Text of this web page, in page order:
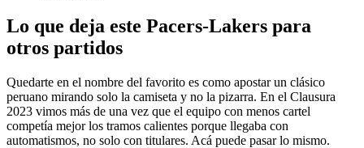
Lo que deja este Pacers-Lakers para
otros partidos
Quedarte en el nombre del favorito es como apostar un clásico
peruano mirando solo la camiseta y no la pizarra. En el Clausura
2023 vimos más de una vez que el equipo con menos cartel
competía mejor los tramos calientes porque llegaba con
automatismos, no solo con titulares. Acá puede pasar lo mismo.